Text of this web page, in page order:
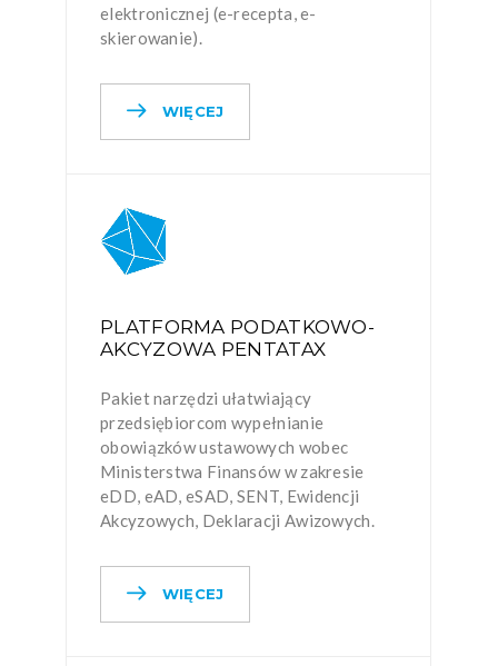
elektronicznej (e-recepta, e-
skierowanie).
WIĘCEJ
PLATFORMA PODATKOWO-
AKCYZOWA PENTATAX
Pakiet narzędzi ułatwiający
przedsiębiorcom wypełnianie
obowiązków ustawowych wobec
Ministerstwa Finansów w zakresie
eDD, eAD, eSAD, SENT, Ewidencji
Akcyzowych, Deklaracji Awizowych.
WIĘCEJ